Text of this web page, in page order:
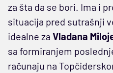
za šta da se bori. Ima i
situacija pred sutrašnji
idealne za Vladana
sa formiranjem
računaju na